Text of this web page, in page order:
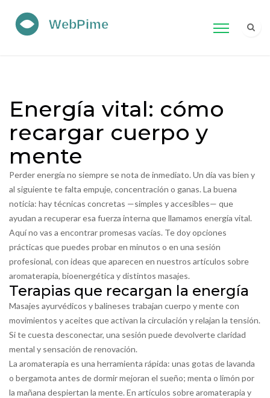
Energía vital: cómo
recargar cuerpo y
mente
Perder energía no siempre se nota de inmediato. Un día vas bien y
al siguiente te falta empuje, concentración o ganas. La buena
noticia: hay técnicas concretas —simples y accesibles— que
ayudan a recuperar esa fuerza interna que llamamos energía vital.
Aquí no vas a encontrar promesas vacías. Te doy opciones
prácticas que puedes probar en minutos o en una sesión
profesional, con ideas que aparecen en nuestros artículos sobre
aromaterapia, bioenergética y distintos masajes.
Terapias que recargan la energía
Masajes ayurvédicos y balineses trabajan cuerpo y mente con
movimientos y aceites que activan la circulación y relajan la tensión.
Si te cuesta desconectar, una sesión puede devolverte claridad
mental y sensación de renovación.
La aromaterapia es una herramienta rápida: unas gotas de lavanda
o bergamota antes de dormir mejoran el sueño; menta o limón por
la mañana despiertan la mente. En artículos sobre aromaterapia y